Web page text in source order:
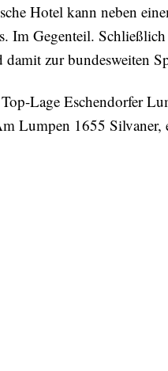
Hotel kann neben
Im Gegenteil.
damit zur bundesweiten
Lage Eschendorfer
Lumpen 1655 Silvaner,